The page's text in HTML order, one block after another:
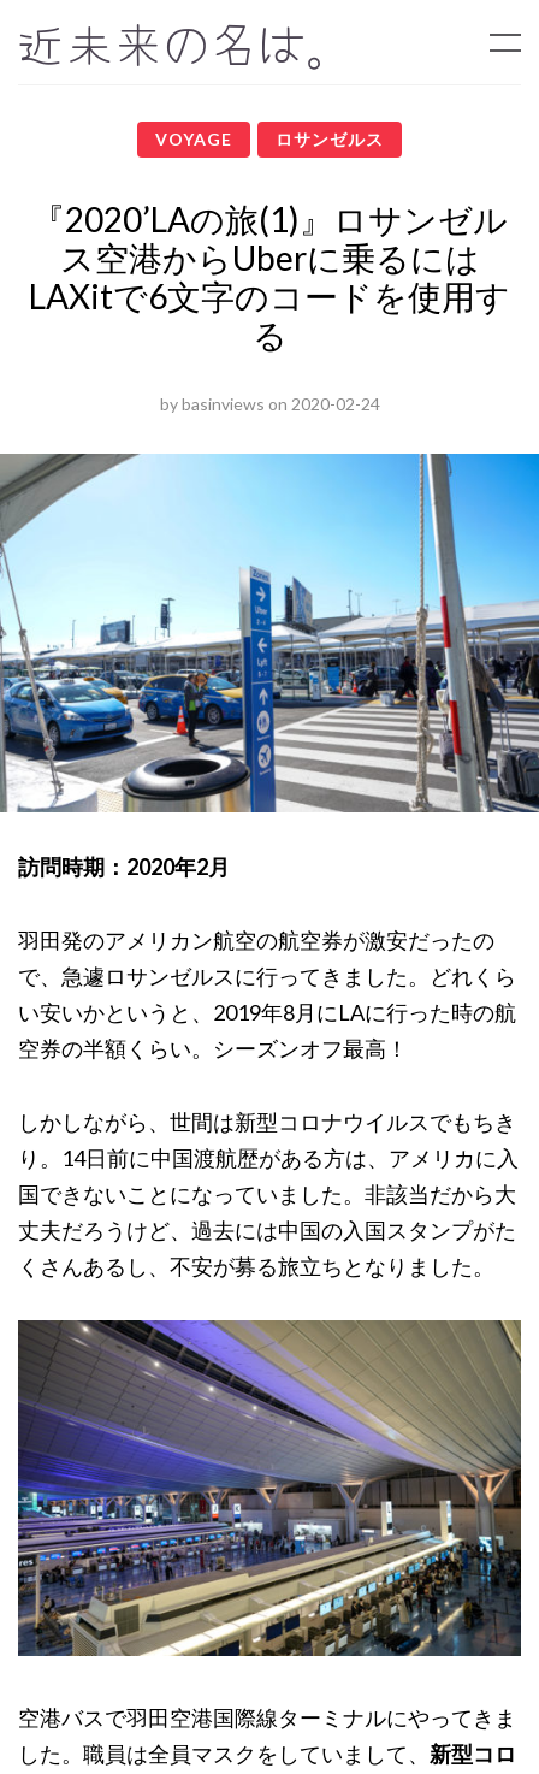
近未来の名は。
VOYAGE ロサンゼルス
『2020’LAの旅(1)』ロサンゼル
ス空港からUberに乗るには
LAXitで6文字のコードを使用す
る
bybasinviews on 2020-02-24
訪問時期：2020年2月
羽田発のアメリカン航空の航空券が激安だったの
で、急遽ロサンゼルスに行ってきました。どれくら
い安いかというと、2019年8月にLAに行った時の航
空券の半額くらい。シーズンオフ最高！
しかしながら、世間は新型コロナウイルスでもちき
り。14日前に中国渡航歴がある方は、アメリカに入
国できないことになっていました。非該当だから大
丈夫だろうけど、過去には中国の入国スタンプがた
くさんあるし、不安が募る旅立ちとなりました。
空港バスで羽田空港国際線ターミナルにやってきま
した。職員は全員マスクをしていまして、 新型コロ